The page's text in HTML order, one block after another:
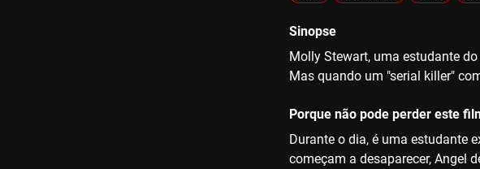
Sinopse
Molly Stewart, uma estudante
Mas quando um "serial killer"
Porque não pode perder este
Durante o dia, é uma estudante
começam a desaparecer, Angel